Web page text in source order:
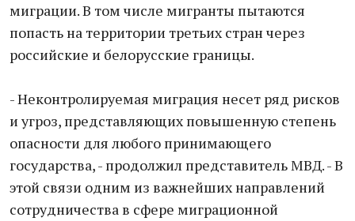
миграции. В том числе мигранты пытаются
попасть на территории третьих стран через
российские и белорусские границы.
- Неконтролируемая миграция несет ряд рисков
и угроз, представляющих повышенную степень
опасности для любого принимающего
государства, - продолжил представитель МВД. - В
этой связи одним из важнейших направлений
сотрудничества в сфере миграционной